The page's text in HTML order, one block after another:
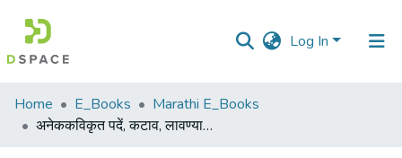
Log In
Communities
&
Home E_Books
Marathi E_Books
अनेककविकृत पदें, कटाव, लावण्या वगैरे : पदसंग्रह - भाग २